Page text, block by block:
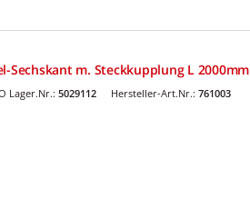
Sechskant m. Steckkupplung L 2000mm
Lager.Nr.: 5029112 Hersteller-Art.Nr.: 761003